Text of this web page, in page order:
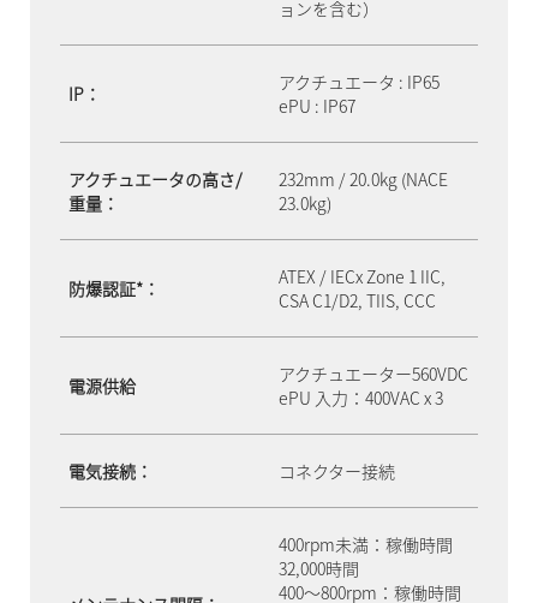
ョンを含む）
IP：
アクチュエータ : IP65
ePU : IP67
アクチュエータの高さ/
重量：
232mm / 20.0kg (NACE
23.0kg)
防爆認証*：
ATEX / IECx Zone 1 IIC,
CSA C1/D2, TIIS, CCC
電源供給
アクチュエーター560VDC
ePU 入力：400VAC x 3
電気接続： コネクター接続
400rpm未満：稼働時間
32,000時間
400～800rpm：稼働時間